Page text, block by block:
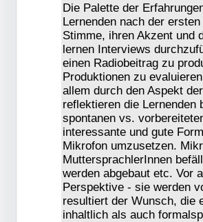
Die Palette der
Lernenden nach der
Stimme, ihren Akzent und
lernen Interviews
einen Radiobeitrag zu
Produktionen zu
allem durch den Aspekt
reflektieren die Lernenden
spontanen vs.
interessante und gute
Mikrofon umzusetzen.
MuttersprachlerInnen
werden abgebaut etc. Vor
Perspektive - sie werden
resultiert der Wunsch, die
inhaltlich als auch